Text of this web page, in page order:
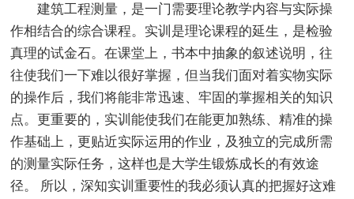
建筑工程测量，是一门需要理论教学内容与实际操
作相结合的综合课程。实训是理论课程的延生，是检验
真理的试金石。在课堂上，书本中抽象的叙述说明，往
往使我们一下难以很好掌握，但当我们面对着实物实际
的操作后，我们将能非常迅速、牢固的掌握相关的知识
点。更重要的，实训能使我们在能更加熟练、精准的操
作基础上，更贴近实际运用的作业，及独立的完成所需
的测量实际任务，这样也是大学生锻炼成长的有效途
径。 所以，深知实训重要性的我必须认真的把握好这难